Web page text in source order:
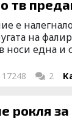
тв
е
на
носи една и
17248 2